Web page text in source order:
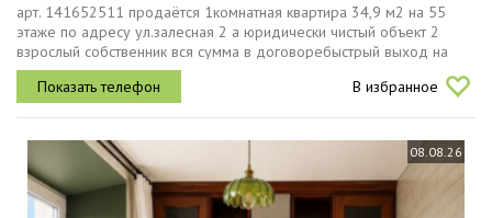
арт. 141652511 продаётся 1комнатная квартира 34,9 м2 на 55
этаже по адресу ул.залесная 2 а юридически чистый объект 2
взрослый собственник вся сумма в договоребыстрый выход на
сделкуо домевенгерский проект,кирпичный дом, просторная
комната,...
В избранное
08.08.26